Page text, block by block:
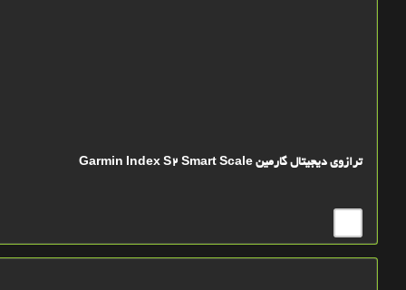
ترازوی دیجیتال گارمین Garmin Index S2 Smart Scale